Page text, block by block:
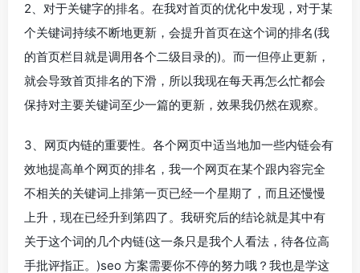
2、对于关键字的排名。在我对首页的优化中发现，对于某
个关键词持续不断地更新，会提升首页在这个词的排名(我
的首页栏目就是调用各个二级目录的)。而一但停止更新，
就会导致首页排名的下滑，所以我现在每天再怎么忙都会
保持对主要关键词至少一篇的更新，效果我仍然在观察。
3、网页内链的重要性。各个网页中适当地加一些内链会有
效地提高单个网页的排名，我一个网页在某个跟内容完全
不相关的关键词上排第一页已经一个星期了，而且还慢慢
上升，现在已经升到第四了。我研究后的结论就是其中有
关于这个词的几个内链(这一条只是我个人看法，待各位高
手批评指正。)seo 方案需要你不停的努力哦？我也是学这